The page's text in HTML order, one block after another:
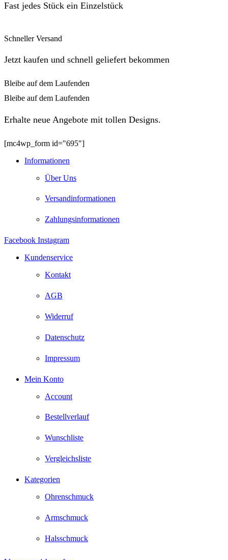
Fast jedes Stück ein Einzelstück
Schneller Versand
Jetzt kaufen und schnell geliefert bekommen
Bleibe auf dem Laufenden
Bleibe auf dem Laufenden
Erhalte neue Angebote mit tollen Designs.
[mc4wp_form id="695"]
Informationen
Über Uns
Versandinformationen
Zahlungsinformationen
Facebook Instagram
Kundenservice
Kontakt
AGB
Widerruf
Datenschutz
Impressum
Mein Konto
Account
Bestellverlauf
Wunschliste
Vergleichsliste
Kategorien
Ohrenschmuck
Armschmuck
Halsschmuck